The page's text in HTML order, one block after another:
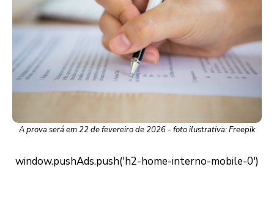
A prova será em 22 de fevereiro de 2026 - foto ilustrativa: Freepik